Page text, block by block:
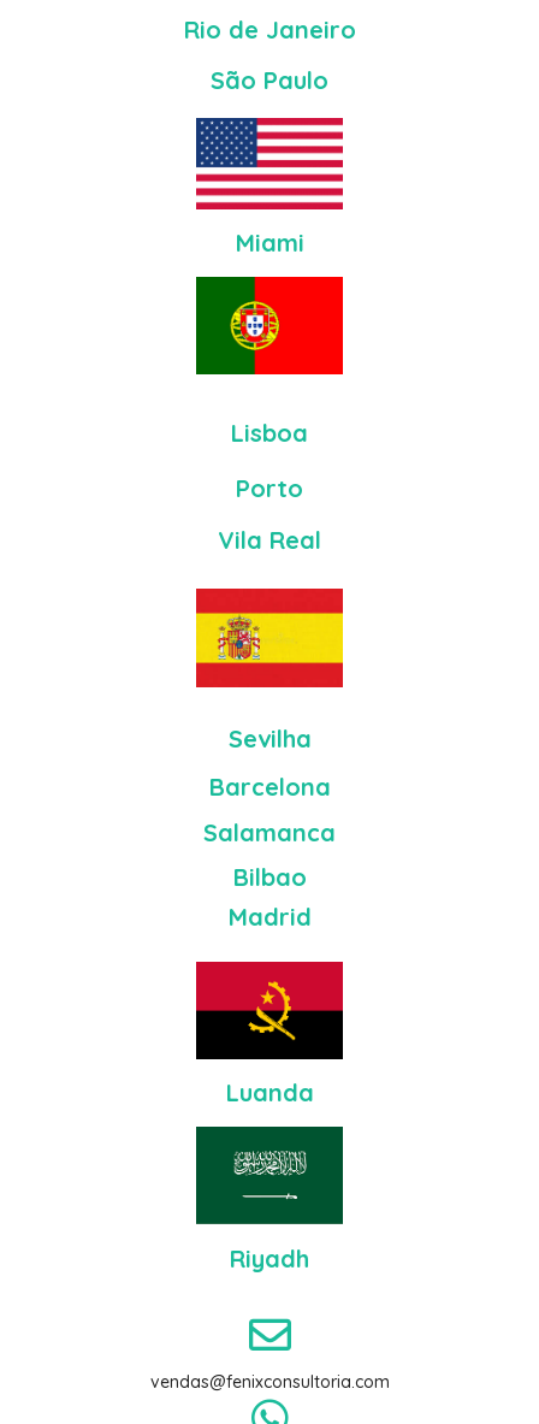
Rio de Janeiro
São Paulo
Miami
Lisboa
Porto
Vila Real
Sevilha
Barcelona
Salamanca
Bilbao
Madrid
Luanda
Riyadh
vendas@fenixconsultoria.com